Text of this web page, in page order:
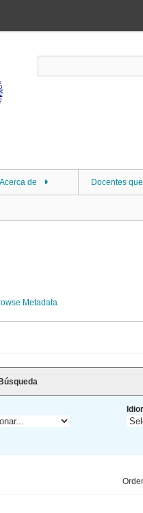
Acerca de Docentes
Metadata